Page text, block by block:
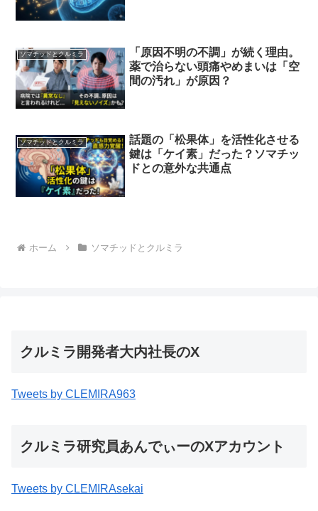
ソマチッドとクルミラ
「原因不明の不調」が続く理由。
薬で治らない頭痛やめまいは「空
間の汚れ」が原因？
ソマチッドとクルミラ
話題の「松果体」を活性化させる
鍵は「ケイ素」だった？ソマチッ
ドとの意外な共通点
ホーム ソマチッドとクルミラ
クルミラ開発者大内社長のX
Tweets by CLEMIRA963
クルミラ研究員あんでぃーのXアカウント
Tweets by CLEMIRAsekai